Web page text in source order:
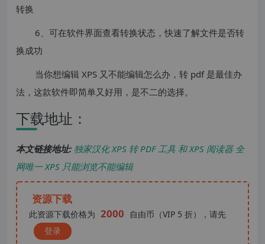
转换
6、可在软件界面查看转换状态，快速了解文件是否转
换成功
当你想编辑 XPS 又不能编辑怎么办，转 pdf 是最佳办
法，这款软件即简单又好用，是不二的选择。
下载地址：
本文链接地址: 独家汉化 XPS 转 PDF 工具 和 XPS 阅读器 全
网唯一 XPS 只能浏览不能编辑
资源下载
此资源下载价格为 2000
自由币（VIP 5 折），请先
登录